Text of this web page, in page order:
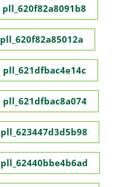
pll_620f82a8091b8
pll_620f82a85012a
pll_621dfbac4e14c
pll_621dfbac8a074
pll_623447d3d5b98
pll_62440bbe4b6ad